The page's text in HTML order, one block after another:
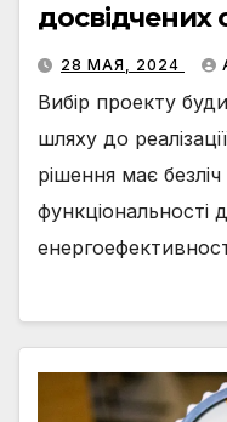
досвідчених
28 МАЯ, 2024
Вибір проекту
шляху до
рішення має
функціональності